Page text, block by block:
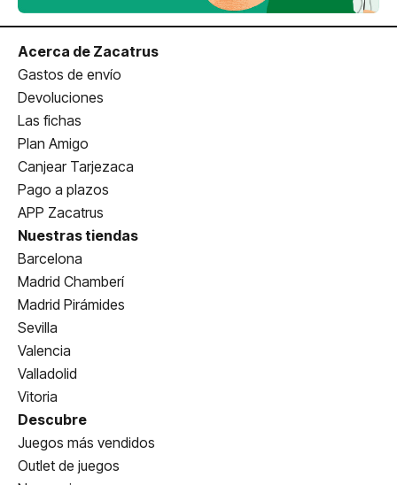
Acerca de Zacatrus
Gastos de envío
Devoluciones
Las fichas
Plan Amigo
Canjear Tarjezaca
Pago a plazos
APP Zacatrus
Nuestras tiendas
Barcelona
Madrid Chamberí
Madrid Pirámides
Sevilla
Valencia
Valladolid
Vitoria
Descubre
Juegos más vendidos
Outlet de juegos